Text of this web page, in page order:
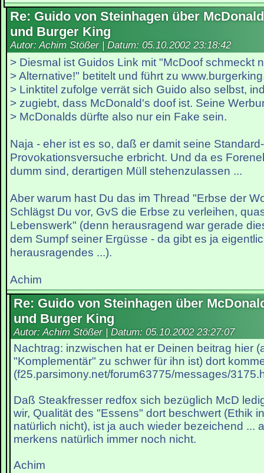
Re: Guido von Steinhagen über
und Burger King
Autor: Achim Stößer | Datum: 05.10.2002 23:18:42
> Diesmal ist Guidos Link mit "McDoof schmeckt
> Alternative!" betitelt und führt zu
> Linktitel zufolge verrät sich Guido also selbst,
> zugiebt, dass McDonald's doof ist. Seine
> McDonalds dürfte also nur ein Fake sein.
Naja - eher ist es so, daß er damit seine Standard-
Provokationsversuche erbricht. Und da es
dumm sind, derartigen Müll stehenzulassen ...
Aber warum hast Du das im Thread "Erbse der
Schlägst Du vor, GvS die Erbse zu verleihen,
Lebenswerk" (denn herausragend war gerade
dem Sumpf seiner Ergüsse - da gibt es ja
herausragendes ...).
Achim
Re: Guido von Steinhagen über
und Burger King
Autor: Achim Stößer | Datum: 05.10.2002 23:27:07
Nachtrag: inzwischen hat er Deinen beitrag hier
"Komplementär" zu schwer für ihn ist) dort
(f25.parsimony.net/forum63775/messages/
Daß Steakfresser redfox sich bezüglich McD
wir, Qualität des "Essens" dort beschwert (Ethik
natürlich nicht), ist ja auch wieder bezeichend ...
merkens natürlich immer noch nicht.
Achim